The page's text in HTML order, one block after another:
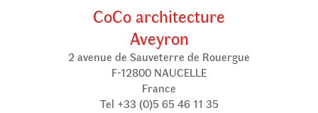
CoCo architecture
Aveyron
2 avenue de Sauveterre de Rouergue
F-12800 NAUCELLE
France
Tel +33 (0)5 65 46 11 35